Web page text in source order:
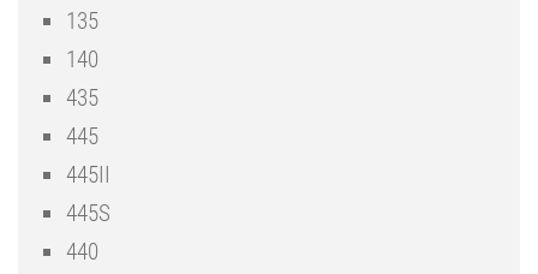
135
140
435
445
445II
445S
440